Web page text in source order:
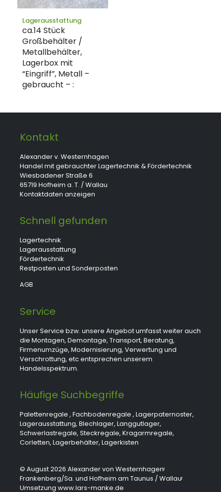
Lagerausstattung
ca.14 Stück
Großbehälter /
Metallbehälter,
Lagerbox mit
“Eingriff”, Metall –
gebraucht – :
Kontakt
Alexander v. Westernhagen
Handel mit gebrauchter Lagertechnik & Fördertechnik
Wiesbadener Straße 6
65719 Hofheim a. T. / Wallau
Kontaktdaten anzeigen
Schnell gefunden
Lagertechnik
Lagerausstattung
Fördertechnik
Restposten und Sonderposten
AGB
Service
Unser Service bzw. unsere Angebot umfasst weiter auch
die Montagen, Demontage, Transport, Beratung,
Firmenumzüge, Modernisierung, Verwertung und
Verschrottung, etc entsprechen unserem
Handelsspektrum.
Häufige Suchbegriffe
Palettenregale , Fachbodenregale , Lagerpaternoster,
Lagerausstattung, Blechlager, Langgutlager,
Schwerlastregale, Steckregale, Kragarmregale,
Corletten, Lagerbehälter, Lagerkisten
© August 2026 Alexander von Westernhagen
Frankenberg/Sa. und Hofheim am Taunus / Wallau
Umsetzung www.lars-manke.de